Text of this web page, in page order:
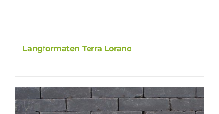
Langformaten Terra Lorano